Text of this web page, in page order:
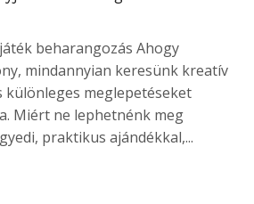
beharangozás Ahogy
mindannyian keresünk kreatív
különleges meglepetéseket
Miért ne lephetnénk meg
praktikus ajándékkal,...